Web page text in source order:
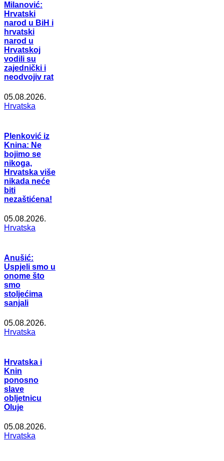
Milanović:
Hrvatski
narod u BiH i
hrvatski
narod u
Hrvatskoj
vodili su
zajednički i
neodvojiv rat
05.08.2026.
Hrvatska
Plenković iz
Knina: Ne
bojimo se
nikoga,
Hrvatska više
nikada neće
biti
nezaštićena!
05.08.2026.
Hrvatska
Anušić:
Uspjeli smo u
onome što
smo
stoljećima
sanjali
05.08.2026.
Hrvatska
Hrvatska i
Knin
ponosno
slave
obljetnicu
Oluje
05.08.2026.
Hrvatska